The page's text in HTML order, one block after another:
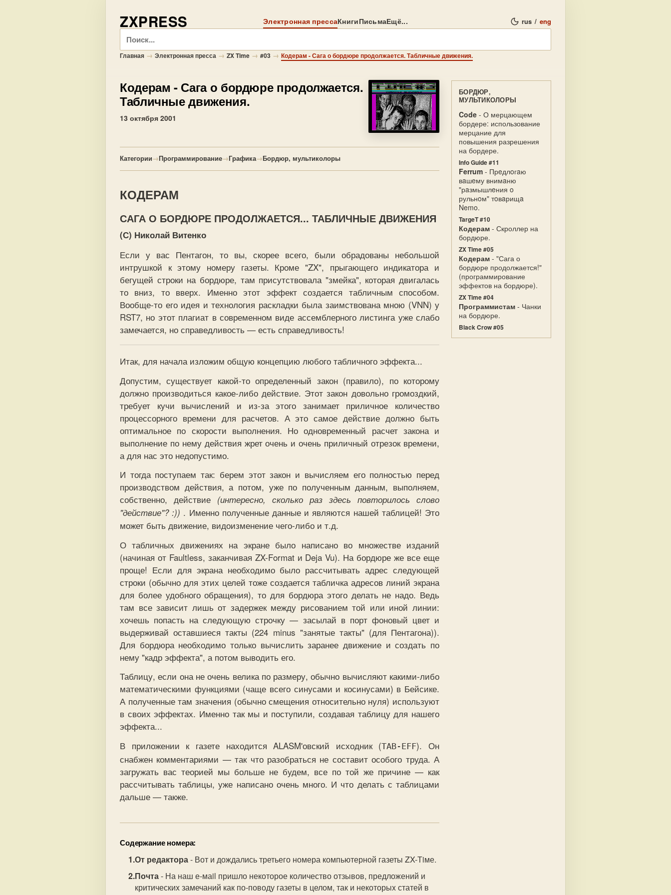
ZXPRESS Электронная прессаКнигиПисьмаЕщё... rus / eng
Поиск
Главная → Электронная пресса → ZX Time → #03 → Кодерам - Сага о бордюре продолжается. Табличные движения.
Кодерам - Сага о бордюре продолжается.
Табличные движения.
13 октября 2001
Категории→Программирование→Графика→Бордюр, мультиколоры
КОДЕРАМ
САГА О БОРДЮРЕ ПРОДОЛЖАЕТСЯ... ТАБЛИЧНЫЕ ДВИЖЕНИЯ
(С) Николай Витенко
Если у вас Пентагон, то вы, скорее всего, были обрадованы небольшой
интрушкой к этому номеру газеты. Кроме "ZX", прыгающего индикатора и
бегущей строки на бордюре, там присутствовала "змейка", которая двигалась
то вниз, то вверх. Именно этот эффект создается табличным способом.
Вообще-то его идея и технология раскладки была заимствована мною (VNN) у
RST7, но этот плагиат в современном виде ассемблерного листинга уже слабо
замечается, но справедливость — есть справедливость!
Итак, для начала изложим общую концепцию любого табличного эффекта...
Допустим, существует какой-то определенный закон (правило), по которому
должно производиться какое-либо действие. Этот закон довольно громоздкий,
требует кучи вычислений и из-за этого занимает приличное количество
процессорного времени для расчетов. А это самое действие должно быть
оптимальное по скорости выполнения. Но одновременный расчет закона и
выполнение по нему действия жрет очень и очень приличный отрезок времени,
а для нас это недопустимо.
И тогда поступаем так: берем этот закон и вычисляем его полностью перед
производством действия, а потом, уже по полученным данным, выполняем,
собственно, действие (интересно, сколько раз здесь повторилось слово
"действие"? :)) . Именно полученные данные и являются нашей таблицей! Это
может быть движение, видоизменение чего-либо и т.д.
О табличных движениях на экране было написано во множестве изданий
(начиная от Faultless, заканчивая ZX-Format и Deja Vu). На бордюре же все еще
проще! Если для экрана необходимо было рассчитывать адрес следующей
строки (обычно для этих целей тоже создается табличка адресов линий экрана
для более удобного обращения), то для бордюра этого делать не надо. Ведь
там все зависит лишь от задержек между рисованием той или иной линии:
хочешь попасть на следующую строчку — засылай в порт фоновый цвет и
выдерживай оставшиеся такты (224 minus "занятые такты" (для Пентагона)).
Для бордюра необходимо только вычислить заранее движение и создать по
нему "кадр эффекта", а потом выводить его.
Таблицу, если она не очень велика по размеру, обычно вычисляют какими-либо
математическими функциями (чаще всего синусами и косинусами) в Бейсике.
А полученные там значения (обычно смещения относительно нуля) используют
в своих эффектах. Именно так мы и поступили, создавая таблицу для нашего
эффекта...
В приложении к газете находится ALASM'овский исходник (TAB-EFF). Он
снабжен комментариями — так что разобраться не составит особого труда. А
загружать вас теорией мы больше не будем, все по той же причине — как
рассчитывать таблицы, уже написано очень много. И что делать с таблицами
дальше — также.
Содержание номера:
От редактора- Вот и дождались третьего номера компьютерной газеты ZX-Тiме.
Почта- На наш е-маil пришло некоторое количество отзывов, предложений и
критическиx замечаний как по-поводу газеты в целом, так и некоторыx статей в
БОРДЮР,
МУЛЬТИКОЛОРЫ
Code - О мерцающем
бордере: использование
мерцание для
повышения разрешения
на бордере.
Info Guide #11
Ferrum - Прeдлoгaю
вaшeму внимaню
"рaзмышлeния o
рульнoм" тoвaрищa
Nemo.
TargeT #10
Кодерам - Скроллер на
бордюре.
ZX Time #05
Кодерам - "Сага о
бордюре продолжается!"
(программирование
эффектов на бордюре).
ZX Time #04
Программистам - Чанки
на бордюре.
Black Crow #05